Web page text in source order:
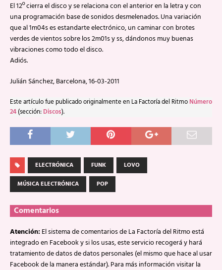
El 12º cierra el disco y se relaciona con el anterior en la letra y con
una programación base de sonidos desmelenados. Una variación
que al 1m04s es estandarte electrónico, un caminar con brotes
verdes de vientos sobre los 2m01s y ss, dándonos muy buenas
vibraciones como todo el disco.
Adiós.
Julián Sánchez, Barcelona, 16-03-2011
Este artículo fue publicado originalmente en La Factoría del Ritmo Número
24 (sección: Discos).
ELECTRÓNICA FUNK
LOVO
MÚSICA ELECTRÓNICA
POP
Comentarios
Atención:El sistema de comentarios de La Factoría del Ritmo está
integrado en Facebook y si los usas, este servicio recogerá y hará
tratamiento de datos de datos personales (el mismo que hace al usar
Facebook de la manera estándar). Para más información visitar la